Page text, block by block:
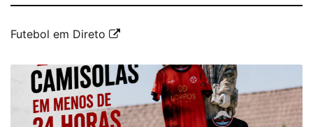
Futebol em Direto